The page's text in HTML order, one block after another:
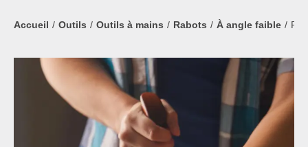
Accueil Outils Outils à mains Rabots À angle faible